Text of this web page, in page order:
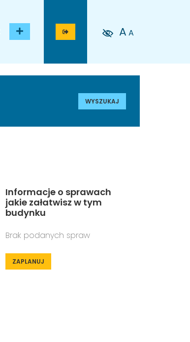
A A
WYSZUKAJ
Informacje o sprawach
jakie załatwisz w tym
budynku
Brak podanych spraw
ZAPLANUJ